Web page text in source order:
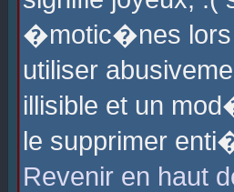
�motic�nes lors
utiliser
illisible et un
le supprimer
Revenir en haut